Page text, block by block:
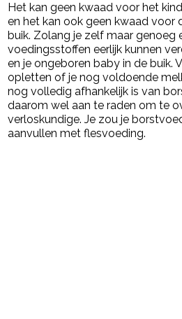
Het kan geen kwaad voor het
en het kan ook geen kwaad voor
buik. Zolang je zelf maar genoeg
voedingsstoffen eerlijk kunnen
en je ongeboren baby in de buik.
opletten of je nog voldoende
nog volledig afhankelijk is van
daarom wel aan te raden om te
verloskundige. Je zou je
aanvullen met flesvoeding.